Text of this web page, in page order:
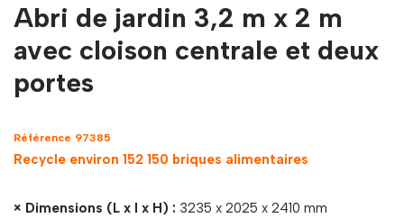
Abri de jardin 3,2 m x 2 m
avec cloison centrale et deux
portes
Référence 97385
Recycle environ 152 150 briques alimentaires
× Dimensions (L x l x H) : 3235 x 2025 x 2410 mm